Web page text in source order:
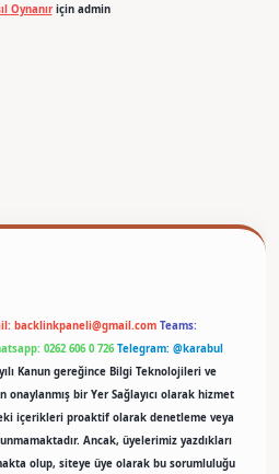
Oynanıriçin admin
backlinkpaneli@gmail.com Teams:
0262 606 0 726 Telegram: @karabul
Kanun gereğince Bilgi Teknolojileri ve
onaylanmış bir Yer Sağlayıcı olarak hizmet
içerikleri proaktif olarak denetleme veya
Ancak, üyelerimiz yazdıkları
olup, siteye üye olarak bu sorumluluğu